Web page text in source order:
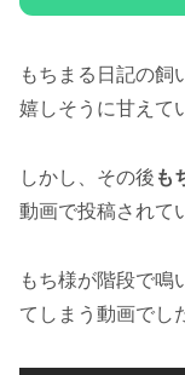
もちまる日記の飼
嬉しそうに甘えて
しかし、その後 も
動画で投稿されて
もち様が階段で鳴
てしまう動画でし